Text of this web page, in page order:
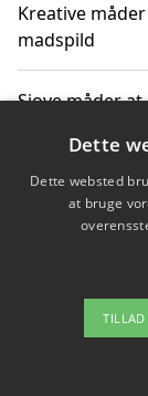
Kreative
madspild
Sjove måder
Hvor finder
Dette
Dette websted
at bruge